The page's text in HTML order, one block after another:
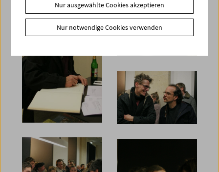
Nur ausgewählte Cookies akzeptieren
Nur notwendige Cookies verwenden